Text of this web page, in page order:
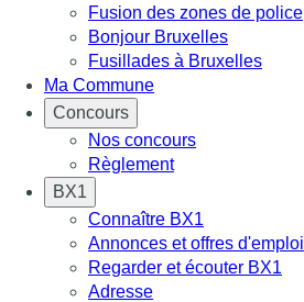
Fusion des zones de police
Bonjour Bruxelles
Fusillades à Bruxelles
Ma Commune
Concours
Nos concours
Règlement
BX1
Connaître BX1
Annonces et offres d'emploi
Regarder et écouter BX1
Adresse